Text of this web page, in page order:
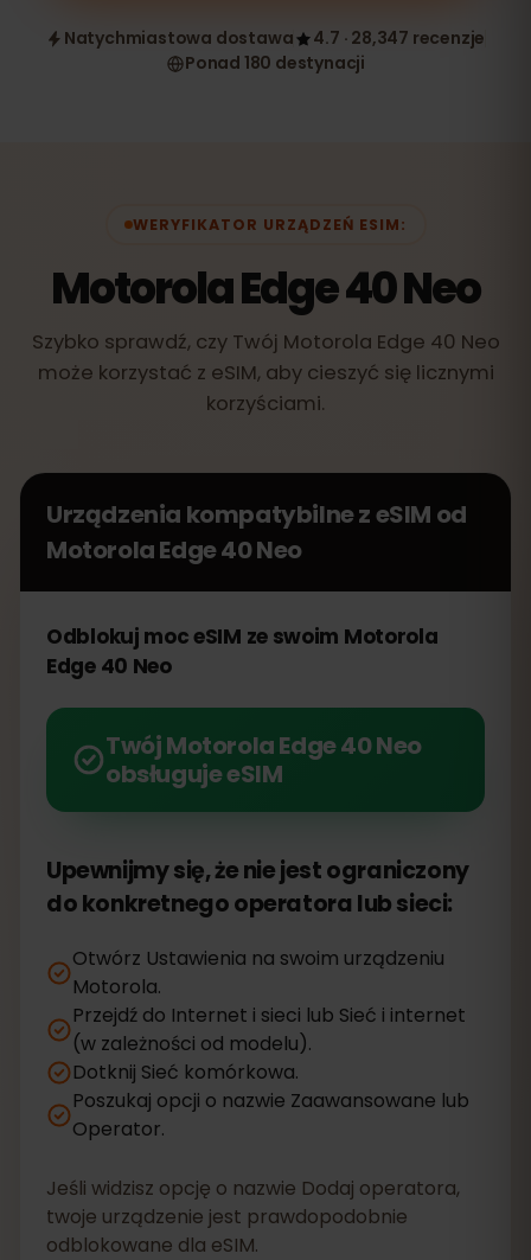
Natychmiastowa dostawa
4.7 · 28,347 recenzje
Ponad 180 destynacji
WERYFIKATOR URZĄDZEŃ ESIM:
Motorola Edge 40 Neo
Szybko sprawdź, czy Twój Motorola Edge 40 Neo
może korzystać z eSIM, aby cieszyć się licznymi
korzyściami.
Urządzenia kompatybilne z eSIM od
Motorola Edge 40 Neo
Odblokuj moc eSIM ze swoim Motorola
Edge 40 Neo
Twój Motorola Edge 40 Neo
obsługuje eSIM
Upewnijmy się, że nie jest ograniczony
do konkretnego operatora lub sieci:
Otwórz Ustawienia na swoim urządzeniu
Motorola.
Przejdź do Internet i sieci lub Sieć i internet
(w zależności od modelu).
Dotknij Sieć komórkowa.
Poszukaj opcji o nazwie Zaawansowane lub
Operator.
Jeśli widzisz opcję o nazwie Dodaj operatora,
twoje urządzenie jest prawdopodobnie
odblokowane dla eSIM.